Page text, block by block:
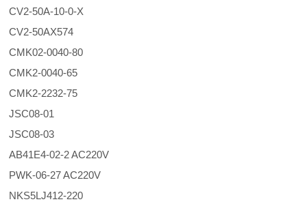
CV2-50A-10-0-X
CV2-50AX574
CMK02-0040-80
CMK2-0040-65
CMK2-2232-75
JSC08-01
JSC08-03
AB41E4-02-2 AC220V
PWK-06-27 AC220V
NKS5LJ412-220